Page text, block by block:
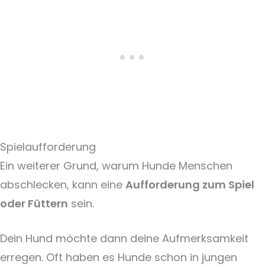
Spielaufforderung
Ein weiterer Grund, warum Hunde Menschen
abschlecken, kann eine Aufforderung zum Spiel
oder Füttern sein.
Dein Hund möchte dann deine Aufmerksamkeit
erregen. Oft haben es Hunde schon in jungen